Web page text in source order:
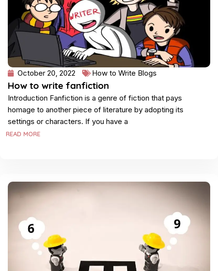
October 20, 2022 How to Write Blogs
How to write fanfiction
Introduction Fanfiction is a genre of fiction that pays
homage to another piece of literature by adopting its
settings or characters. If you have a
READ MORE